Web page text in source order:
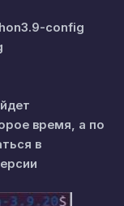
config
время, а по
в